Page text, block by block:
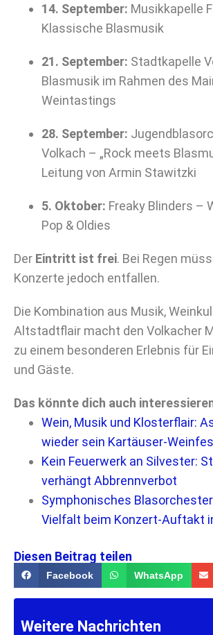
14. September: Musikkapelle
Klassische Blasmusik
21. September: Stadtkapelle
Blasmusik im Rahmen des
Weintastings
28. September:
Volkach – „Rock meets
Leitung von Armin Stawitzki
5. Oktober: Freaky Blinders –
Pop & Oldies
Der Eintritt ist frei. Bei Regen
Konzerte jedoch entfallen.
Die Kombination aus Musik,
Altstadtflair macht den Volkacher
zu einem besonderen Erlebnis für
und Gäste.
Das könnte dich auch
Wein, Musik und Klosterflair:
wieder sein Kartäuser-
Kein Feuerwerk an Silvester:
verhängt Abbrennverbot
Symphonisches
Vielfalt beim Konzert-Auftakt
Diesen Beitrag teilen
Facebook WhatsApp
Weitere Nachrichten